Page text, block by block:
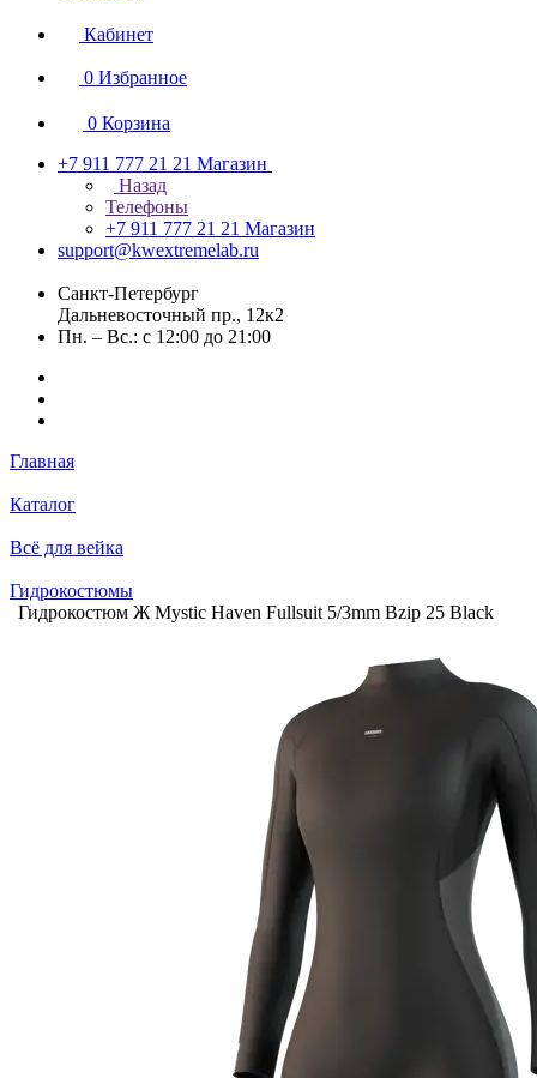
Кабинет
0 Избранное
0 Корзина
+7 911 777 21 21 Магазин
Назад
Телефоны
+7 911 777 21 21 Магазин
support@kwextremelab.ru
Санкт-Петербург
Дальневосточный пр., 12к2
Пн. – Вс.: с 12:00 до 21:00
Главная
Каталог
Всё для вейка
Гидрокостюмы
Гидрокостюм Ж Mystic Haven Fullsuit 5/3mm Bzip 25 Black